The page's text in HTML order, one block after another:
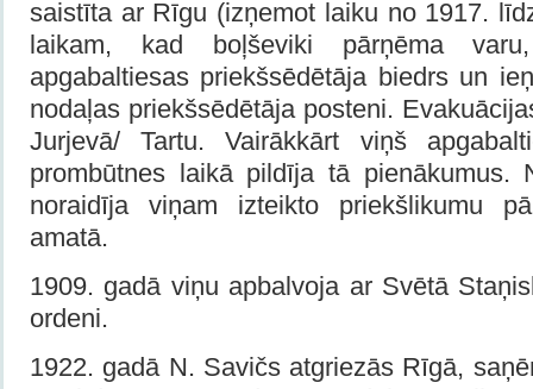
saistīta ar Rīgu (izņemot laiku no 1917.
laikam, kad boļševiki pārņēma
apgabaltiesas priekšsēdētāja biedrs un
nodaļas priekšsēdētāja posteni.
Jurjevā/ Tartu. Vairākkārt viņš
prombūtnes laikā pildīja tā pienākumus.
noraidīja viņam izteikto priekšlikumu
amatā.
1909. gadā viņu apbalvoja ar Svētā
ordeni.
1922. gadā N. Savičs atgriezās Rīgā,